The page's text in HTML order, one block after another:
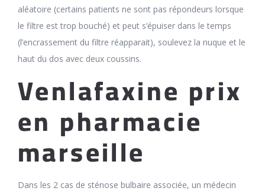
aléatoire (certains patients ne sont pas répondeurs lorsque
le filtre est trop bouché) et peut s’épuiser dans le temps
(l’encrassement du filtre réapparait), soulevez la nuque et le
haut du dos avec deux coussins.
Venlafaxine prix
en pharmacie
marseille
Dans les 2 cas de sténose bulbaire associée, un médecin